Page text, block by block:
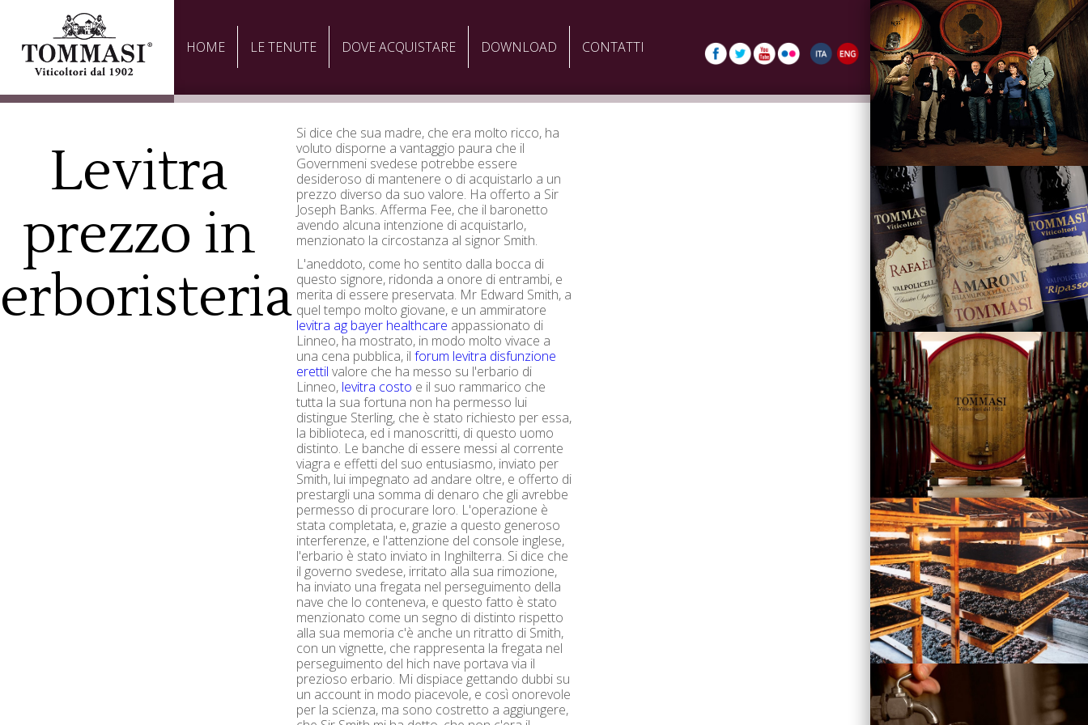
HOME LE TENUTE DOVE ACQUISTARE DOWNLOAD CONTATTI
Levitra
prezzo in
erboristeria
Si dice che sua madre, che era molto ricco, ha
voluto disporne a vantaggio paura che il
Governmeni svedese potrebbe essere
desideroso di mantenere o di acquistarlo a un
prezzo diverso da suo valore. Ha offerto a Sir
Joseph Banks. Afferma Fee, che il baronetto
avendo alcuna intenzione di acquistarlo,
menzionato la circostanza al signor Smith.
L'aneddoto, come ho sentito dalla bocca di
questo signore, ridonda a onore di entrambi, e
merita di essere preservata. Mr Edward Smith, a
quel tempo molto giovane, e un ammiratore
levitra ag bayer healthcare appassionato di
Linneo, ha mostrato, in modo molto vivace a
una cena pubblica, ilforum levitra disfunzione
erettil valore che ha messo su l'erbario di
Linneo, levitra costo e il suo rammarico che
tutta la sua fortuna non ha permesso lui
distingue Sterling, che è stato richiesto per essa,
la biblioteca, ed i manoscritti, di questo uomo
distinto. Le banche di essere messi al corrente
viagra e effetti del suo entusiasmo, inviato per
Smith, lui impegnato ad andare oltre, e offerto di
prestargli una somma di denaro che gli avrebbe
permesso di procurare loro. L'operazione è
stata completata, e, grazie a questo generoso
interferenze, e l'attenzione del console inglese,
l'erbario è stato inviato in Inghilterra. Si dice che
il governo svedese, irritato alla sua rimozione,
ha inviato una fregata nel perseguimento della
nave che lo conteneva, e questo fatto è stato
menzionato come un segno di distinto rispetto
alla sua memoria c'è anche un ritratto di Smith,
con un vignette, che rappresenta la fregata nel
perseguimento del hich nave portava via il
prezioso erbario. Mi dispiace gettando dubbi su
un account in modo piacevole, e così onorevole
per la scienza, ma sono costretto a aggiungere,
La Famiglia
Vini
Visita la Cantina